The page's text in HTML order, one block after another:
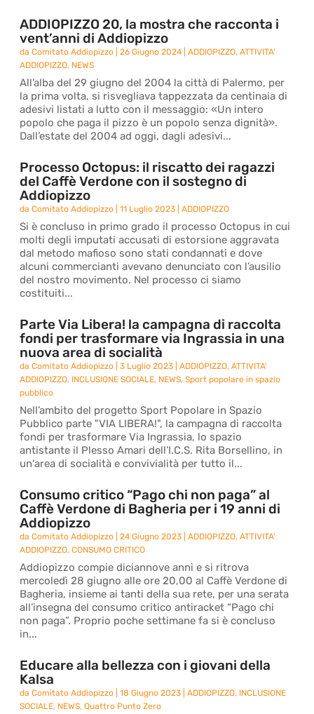
ADDIOPIZZO 20, la mostra che racconta i
vent’anni di Addiopizzo
daComitato Addiopizzo |26 Giugno 2024 |ADDIOPIZZO,ATTIVITA'
ADDIOPIZZO, NEWS
All’alba del 29 giugno del 2004 la città di Palermo, per
la prima volta, si risvegliava tappezzata da centinaia di
adesivi listati a lutto con il messaggio: «Un intero
popolo che paga il pizzo è un popolo senza dignità».
Dall’estate del 2004 ad oggi, dagli adesivi...
Processo Octopus: il riscatto dei ragazzi
del Caffè Verdone con il sostegno di
Addiopizzo
daComitato Addiopizzo |11 Luglio 2023 |ADDIOPIZZO
Si è concluso in primo grado il processo Octopus in cui
molti degli imputati accusati di estorsione aggravata
dal metodo mafioso sono stati condannati e dove
alcuni commercianti avevano denunciato con l’ausilio
del nostro movimento. Nel processo ci siamo
costituiti...
Parte Via Libera! la campagna di raccolta
fondi per trasformare via Ingrassia in una
nuova area di socialità
daComitato Addiopizzo |3 Luglio 2023 |ADDIOPIZZO,ATTIVITA'
ADDIOPIZZO, INCLUSIONE SOCIALE, NEWS,Sport popolare in spazio
pubblico
Nell’ambito del progetto Sport Popolare in Spazio
Pubblico parte "VIA LIBERA!", la campagna di raccolta
fondi per trasformare Via Ingrassia, lo spazio
antistante il Plesso Amari dell’I.C.S. Rita Borsellino, in
un'area di socialità e convivialità per tutto il...
Consumo critico “Pago chi non paga” al
Caffè Verdone di Bagheria per i 19 anni di
Addiopizzo
daComitato Addiopizzo |24 Giugno 2023 |ADDIOPIZZO,ATTIVITA'
ADDIOPIZZO,CONSUMO CRITICO
Addiopizzo compie diciannove anni e si ritrova
mercoledì 28 giugno alle ore 20,00 al Caffè Verdone di
Bagheria, insieme ai tanti della sua rete, per una serata
all’insegna del consumo critico antiracket “Pago chi
non paga”. Proprio poche settimane fa si è concluso
in...
Educare alla bellezza con i giovani della
Kalsa
daComitato Addiopizzo |18 Giugno 2023 |ADDIOPIZZO, INCLUSIONE
SOCIALE, NEWS,Quattro Punto Zero